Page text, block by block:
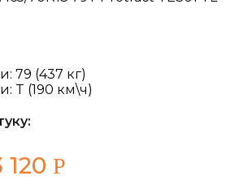
79 (437 кг)
T (190 км\ч)
120 Р